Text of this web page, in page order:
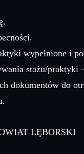
wypełnione i
stażu/praktyki
dokumentów do
LĘBORSKI